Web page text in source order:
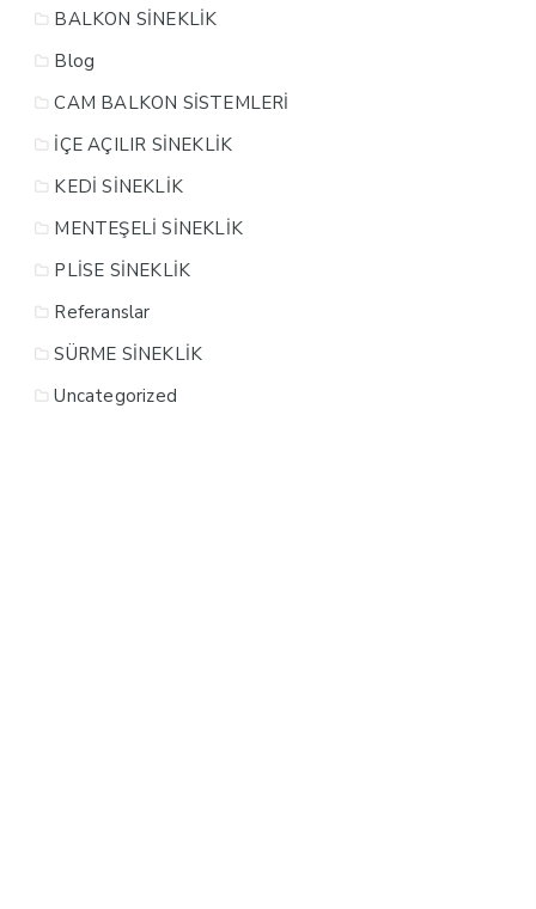
BALKON SİNEKLİK
Blog
CAM BALKON SİSTEMLERİ
İÇE AÇILIR SİNEKLİK
KEDİ SİNEKLİK
MENTEŞELİ SİNEKLİK
PLİSE SİNEKLİK
Referanslar
SÜRME SİNEKLİK
Uncategorized